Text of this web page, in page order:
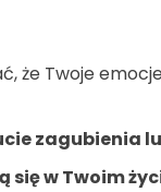
że Twoje
zagubienia
się w Twoim